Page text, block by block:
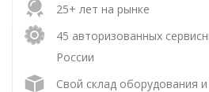
25+ лет на рынке
45 авторизованных
России
Свой склад оборудования